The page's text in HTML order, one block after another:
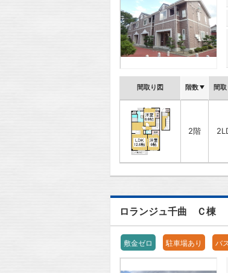
間取り図 階数 間取
2階
ロランジュ千曲 Ｃ棟
敷金ゼロ 駐車場あり バ